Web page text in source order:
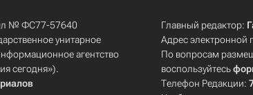
Эл № ФС77-57640
унитарное
агентство
сегодня»).
Главный редактор:
Адрес электронной
По вопросам
воспользуйтесь
Телефон Редакции: